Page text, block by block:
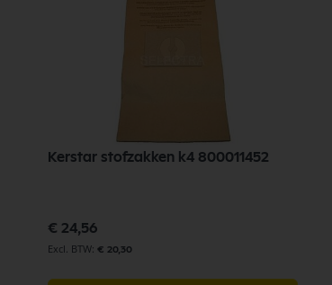
Kerstar stofzakken k4 800011452
€ 24,56
€ 20,30